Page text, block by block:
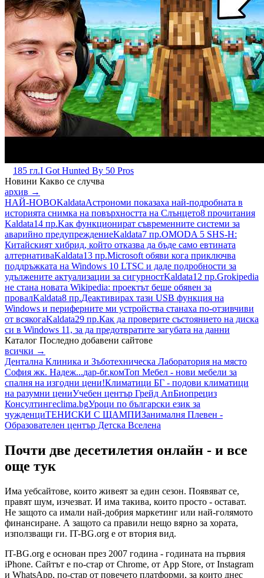
185 гл.I Got Hunted By 50 Pros
Новини Какво се случва
архив →
НАЙ-НОВОKaldataАстрономи показаха най-подробната в
историята снимка на повърхността на Слънцето8 прочитания
Kaldata14 пр.Kак функционират съвременните системи за
аварийно предупреждениеKaldata7 пр.OMODA 5 SHS-H:
Китайският хибрид, който отказва да бъде само евтината
алтернативаKaldata13 пр.Microsoft обяви кога приключва
поддръжката на Windows 10 LTSC и даде подробности за
удължените актуализации за сигурностKaldata12 пр.Grokipedia
не стана новата Wikipedia: проектът беше обявен за
провалKaldata8 пр.Деактивирах тази USB функция на
Windows и периферните ми устройства станаха по-отзивчиви
от всякогаKaldata29 пр.Как да проверите състоянието на диска
си в Windows 11, за да предотвратите загубата на данни
Каталог Последно добавени сайтове
всички →
Дентална Клиника и Зъботехническа Лаборатория на място
София жк. Надеж...дар-бг.комТоп Мебел - нови мебели за
спалня на изгодни цени!Климатици БГ - подови климатици
на разумни цениУчебен център Грейд АпБиопрециз
Консултингeclima.bgУроци по български език за
чужденциТЕНИСКИ С ЩАМПИЗанималня Плевен -
Образователен център Детска Вселена
Почти две десетилетия онлайн - и все
още тук
Има уебсайтове, които живеят за един сезон. Появяват се,
правят шум, изчезват. И има такива, които просто - остават.
Не защото са имали най-добрия маркетинг или най-голямото
финансиране. А защото са правили нещо вярно за хората,
използващи ги. IT-BG.org е от втория вид.
IT-BG.org е основан през 2007 година - годината на първия
iPhone. Сайтът е по-стар от Chrome, от App Store, от Instagram
и WhatsApp, по-стар от повечето платформи, за които днес